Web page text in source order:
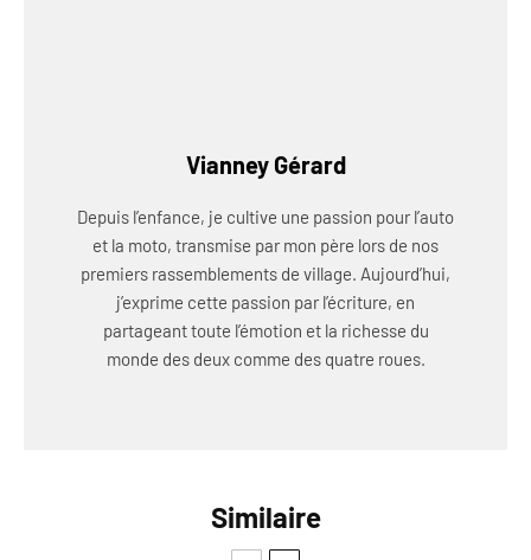
Vianney Gérard
Depuis l’enfance, je cultive une passion pour l’auto
et la moto, transmise par mon père lors de nos
premiers rassemblements de village. Aujourd’hui,
j’exprime cette passion par l’écriture, en
partageant toute l’émotion et la richesse du
monde des deux comme des quatre roues.
Similaire